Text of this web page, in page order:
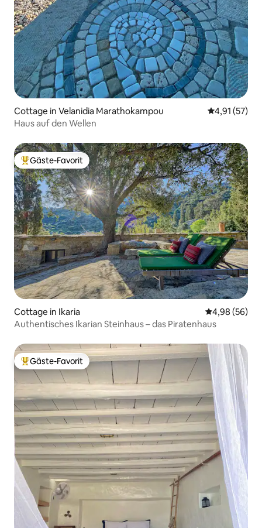
Cottage in Velanidia Marathokampou
4,91 (57)
Haus auf den Wellen
Beliebter Gäste-Favorit.
Gäste-Favorit
Cottage in Ikaria
4,98 (56)
Authentisches Ikarian Steinhaus – das Piratenhaus
Beliebter Gäste-Favorit.
Gäste-Favorit